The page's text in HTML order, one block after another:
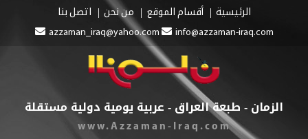
أقسام الموقع من نحن
اتصل بنا
azzaman_iraq@yahoo.com
العراق - عربية يومية دولية مستقلة
www.Azzaman-Iraq.com